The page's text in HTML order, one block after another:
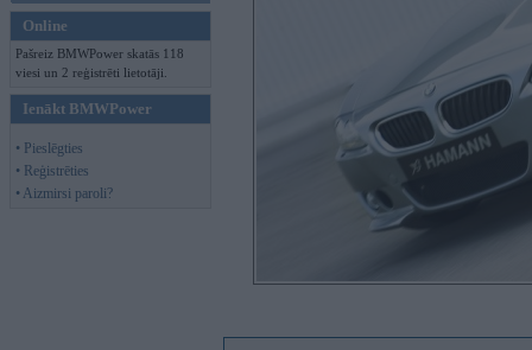
Online
Pašreiz BMWPower skatās 118
viesi un 2 reģistrēti lietotāji.
Ienākt BMWPower
• Pieslēgties
• Reģistrēties
• Aizmirsi paroli?